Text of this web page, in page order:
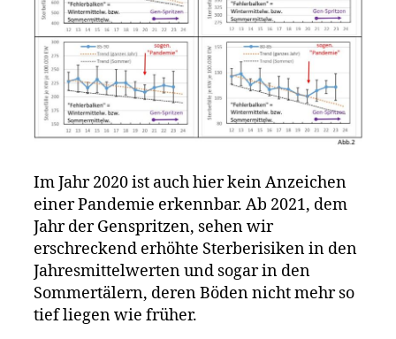
Im Jahr 2020 ist auch hier kein Anzeichen
einer Pandemie erkennbar. Ab 2021, dem
Jahr der Genspritzen, sehen wir
erschreckend erhöhte Sterberisiken in den
Jahresmittelwerten und sogar in den
Sommertälern, deren Böden nicht mehr so
tief liegen wie früher.